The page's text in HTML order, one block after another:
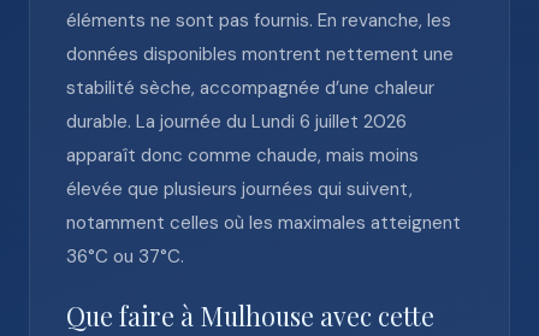
éléments ne sont pas fournis. En revanche, les
données disponibles montrent nettement une
stabilité sèche, accompagnée d’une chaleur
durable. La journée du Lundi 6 juillet 2026
apparaît donc comme chaude, mais moins
élevée que plusieurs journées qui suivent,
notamment celles où les maximales atteignent
36°C ou 37°C.
Que faire à Mulhouse avec cette